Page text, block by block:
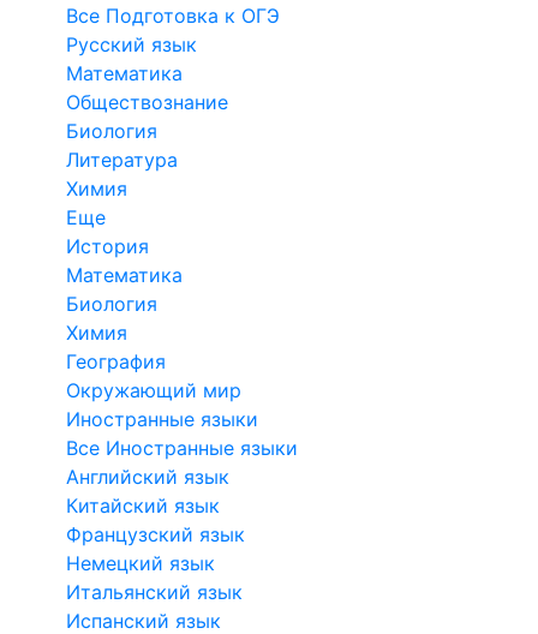
Все Подготовка к ОГЭ
Русский язык
Математика
Обществознание
Биология
Литература
Химия
Еще
История
Математика
Биология
Химия
География
Окружающий мир
Иностранные языки
Все Иностранные языки
Английский язык
Китайский язык
Французский язык
Немецкий язык
Итальянский язык
Испанский язык